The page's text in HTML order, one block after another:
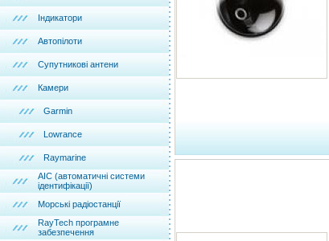
Індикатори
Автопілоти
Супутникові антени
Камери
Garmin
Lowrance
Raymarine
АІС (автоматичні системи
ідентифікації)
Морські радіостанції
RayTech програмне
забезпечення